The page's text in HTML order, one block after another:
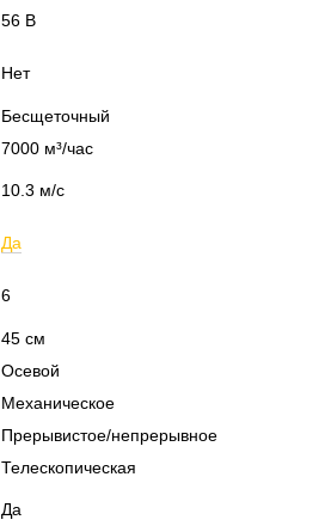
56 В
Нет
Бесщеточный
7000 м³/час
10.3 м/с
Да
6
45 см
Осевой
Механическое
Прерывистое/непрерывное
Телескопическая
Да